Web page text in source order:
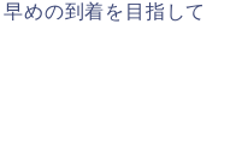
めの到着を目指して